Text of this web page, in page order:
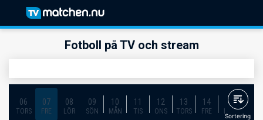
Fotboll på TV och stream
06
TORS
07
FRE
08
LÖR
09
SÖN
10
MÅN
11
TIS
12
ONS
13
TORS
14
FRE
15
LÖR
Sortering